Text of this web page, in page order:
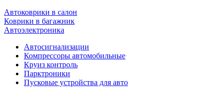
Автоковрики в салон
Коврики в багажник
Автоэлектроника
Автосигнализации
Компрессоры автомобильные
Круиз контроль
Парктроники
Пусковые устройства для авто